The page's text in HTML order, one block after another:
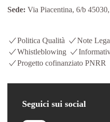
Sede: Via Piacentina, 6/b
Politica Qualità Note
Whistleblowing
Progetto cofinanziato PNRR
Seguici sui social